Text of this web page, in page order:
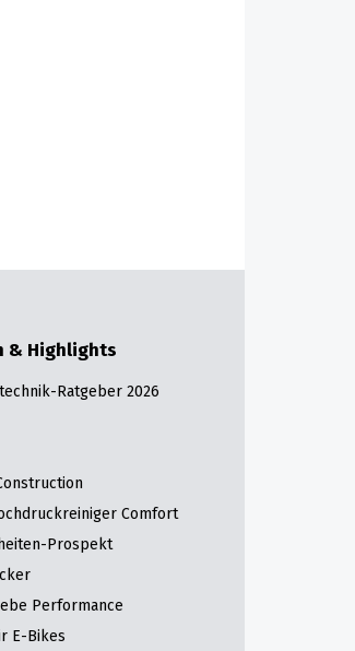
& Highlights
Ratgeber 2026
Comfort
Prospekt
Performance
E-Bikes